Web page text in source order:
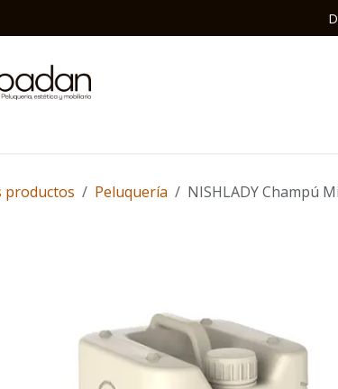
productos Peluquería NISHLADY Champú